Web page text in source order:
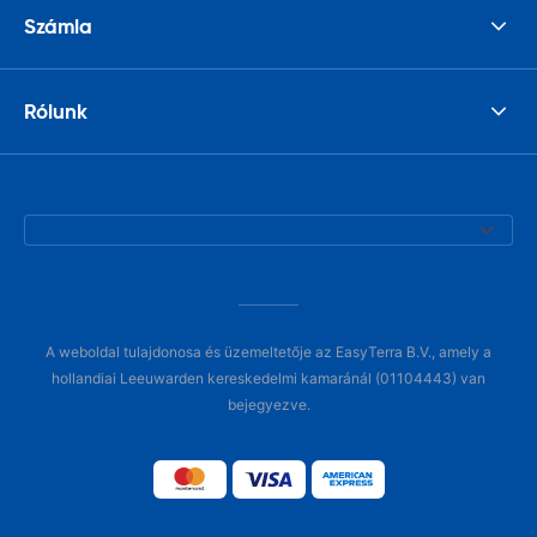
Számla
Rólunk
A weboldal tulajdonosa és üzemeltetője az EasyTerra B.V., amely a
hollandiai Leeuwarden kereskedelmi kamaránál (01104443) van
bejegyezve.